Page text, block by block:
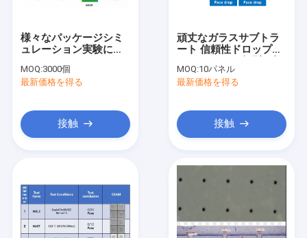
様々なパッケージシミ
ュレーション実験に適
MOQ:3000個
最新価格を得る
接触
頑丈なガラスサブトラ
ート 信頼性ドロップテ
こらない
MOQ:10パネル
最新価格を得る
接触